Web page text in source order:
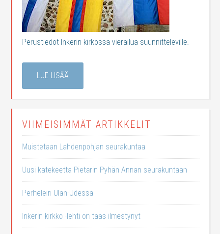
Perustiedot Inkerin kirkossa vierailua suunnitteleville.
LUE LISÄÄ
VIIMEISIMMÄT ARTIKKELIT
Muistetaan Lahdenpohjan seurakuntaa
Uusi katekeetta Pietarin Pyhän Annan seurakuntaan
Perheleiri Ulan-Udessa
Inkerin kirkko -lehti on taas ilmestynyt